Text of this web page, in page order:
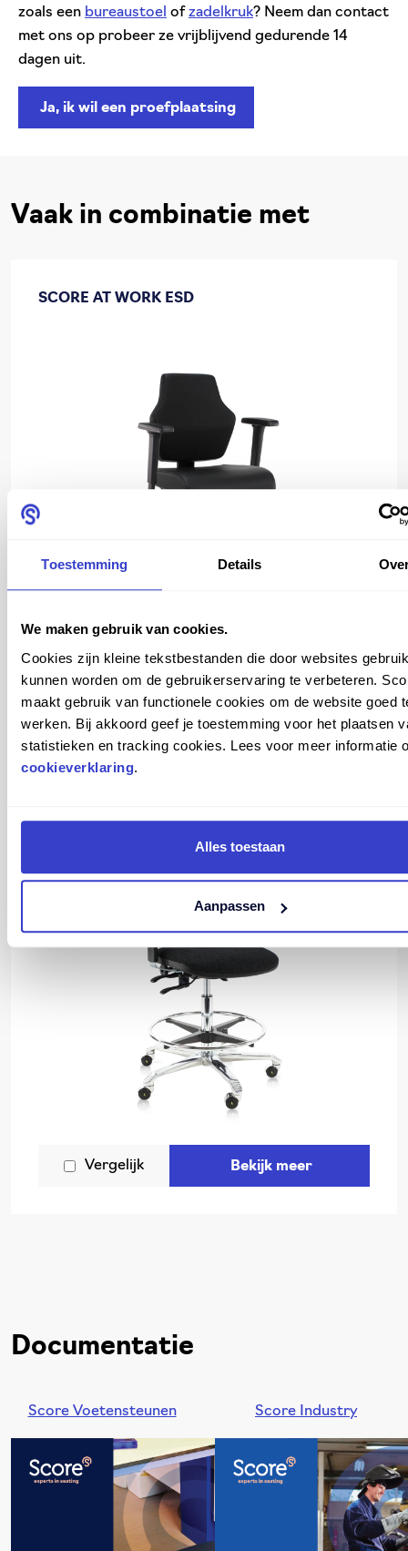
Toestemming Details
We maken gebruik van cookies.
Cookies zijn kleine tekstbestanden die door websites
kunnen worden om de gebruikerservaring te verbeteren.
maakt gebruik van functionele cookies om de website goed
werken. Bij akkoord geef je toestemming voor het plaatsen
statistieken en tracking cookies. Lees voor meer informatie
cookieverklaring.
Alles toestaan
Aanpassen
zoals een bureaustoel of zadelkruk? Neem dan contact
met ons op probeer ze vrijblijvend gedurende 14
dagen uit.
Ja, ik wil een proefplaatsing
Vaak in combinatie met
SCORE AT WORK ESD
Vergelijk Bekijk meer
Vergelijk Bekijk meer
Documentatie
Score Voetensteunen Score Industry